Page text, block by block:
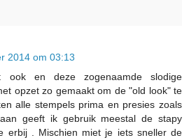
2014 om 03:13
en deze zogenaamde slodige
opzet zo gemaakt om de "old look" te
alle stempels prima en presies zoals
geeft ik gebruik meestal de stapy
erbij . Mischien miet je iets sneller de